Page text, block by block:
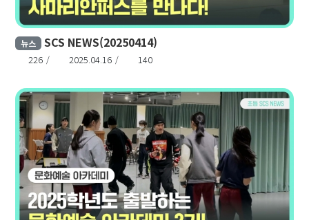
뉴스 SCS NEWS(20250414)
226 2025.04.16 140